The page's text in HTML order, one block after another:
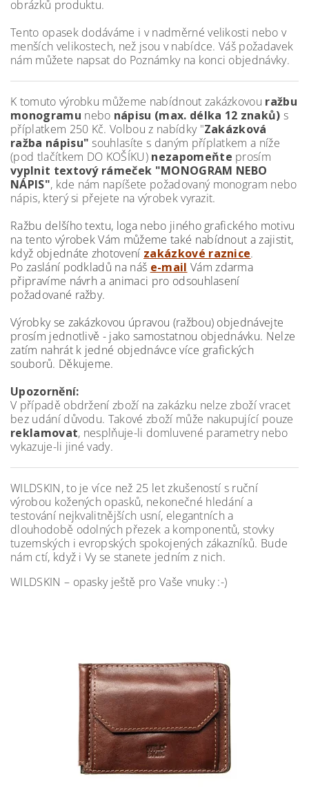
obrázků produktu.
Tento opasek dodáváme i v nadměrné velikosti nebo v
menších velikostech, než jsou v nabídce. Váš požadavek
nám můžete napsat do Poznámky na konci objednávky.
K tomuto výrobku můžeme nabídnout zakázkovou ražbu
monogramu nebo nápisu (max. délka 12 znaků)s
příplatkem 250 Kč. Volbou z nabídky "Zakázková
ražba nápisu"souhlasíte s daným příplatkem a níže
(pod tlačítkem DO KOŠÍKU) nezapomeňte prosím
vyplnit textový rámeček "MONOGRAM NEBO
NÁPIS", kde nám napíšete požadovaný monogram nebo
nápis, který si přejete na výrobek vyrazit.
Ražbu delšího textu, loga nebo jiného grafického motivu
na tento výrobek Vám můžeme také nabídnout a zajistit,
když objednáte zhotovení zakázkové raznice.
Po zaslání podkladů na náš e-mail Vám zdarma
připravíme návrh a animaci pro odsouhlasení
požadované ražby.
Výrobky se zakázkovou úpravou (ražbou) objednávejte
prosím jednotlivě - jako samostatnou objednávku. Nelze
zatím nahrát k jedné objednávce více grafických
souborů. Děkujeme.
Upozornění:
V případě obdržení zboží na zakázku nelze zboží vracet
bez udání důvodu. Takové zboží může nakupující pouze
reklamovat, nesplňuje-li domluvené parametry nebo
vykazuje-li jiné vady.
WILDSKIN, to je více než 25 let zkušeností s ruční
výrobou kožených opasků, nekonečné hledání a
testování nejkvalitnějších usní, elegantních a
dlouhodobě odolných přezek a komponentů, stovky
tuzemských i evropských spokojených zákazníků. Bude
nám ctí, když i Vy se stanete jedním z nich.
WILDSKIN – opasky ještě pro Vaše vnuky :-)